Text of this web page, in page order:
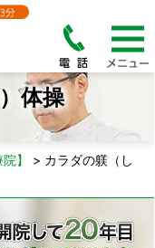
体操
】 > カラダの躾（し